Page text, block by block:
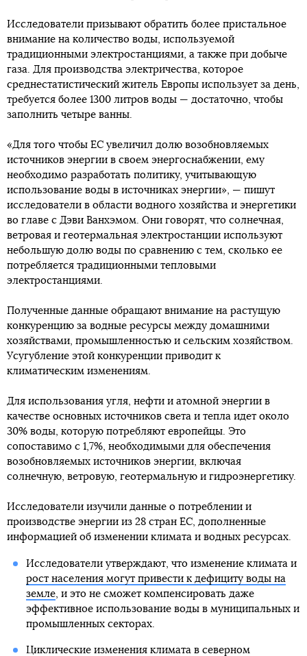
Исследователи призывают обратить более пристальное
внимание на количество воды, используемой
традиционными электростанциями, а также при добыче
газа. Для производства электричества, которое
среднестатистический житель Европы использует за день,
требуется более 1300 литров воды — достаточно, чтобы
заполнить четыре ванны.
«Для того чтобы ЕС увеличил долю возобновляемых
источников энергии в своем энергоснабжении, ему
необходимо разработать политику, учитывающую
использование воды в источниках энергии», — пишут
исследователи в области водного хозяйства и энергетики
во главе с Дэви Ванхэмом. Они говорят, что солнечная,
ветровая и геотермальная электростанции используют
небольшую долю воды по сравнению с тем, сколько ее
потребляется традиционными тепловыми
электростанциями.
Полученные данные обращают внимание на растущую
конкуренцию за водные ресурсы между домашними
хозяйствами, промышленностью и сельским хозяйством.
Усугубление этой конкуренции приводит к
климатическим изменениям.
Для использования угля, нефти и атомной энергии в
качестве основных источников света и тепла идет около
30% воды, которую потребляют европейцы. Это
сопоставимо с 1,7%, необходимыми для обеспечения
возобновляемых источников энергии, включая
солнечную, ветровую, геотермальную и гидроэнергетику.
Исследователи изучили данные о потреблении и
производстве энергии из 28 стран ЕС, дополненные
информацией об изменении климата и водных ресурсах.
Исследователи утверждают, что изменение климата и
рост населения могут привести к дефициту воды на
земле, и это не сможет компенсировать даже
эффективное использование воды в муниципальных и
промышленных секторах.
Циклические изменения климата в северном